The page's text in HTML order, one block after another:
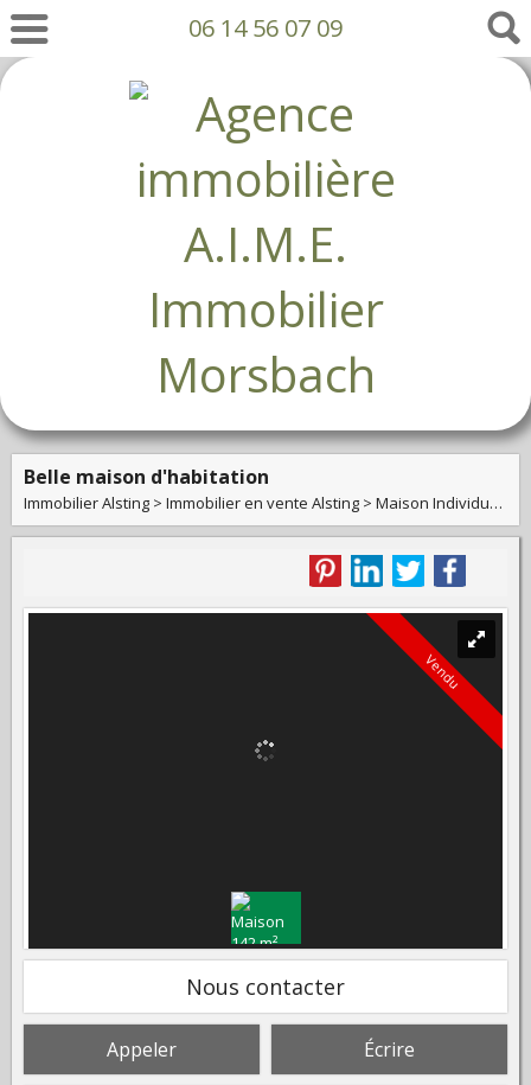
06 14 56 07 09
Belle maison d'habitation
Immobilier Alsting > Immobilier en vente Alsting > Maison Individuelle en vente Alsting
Vendu
Nous contacter
Appeler Écrire